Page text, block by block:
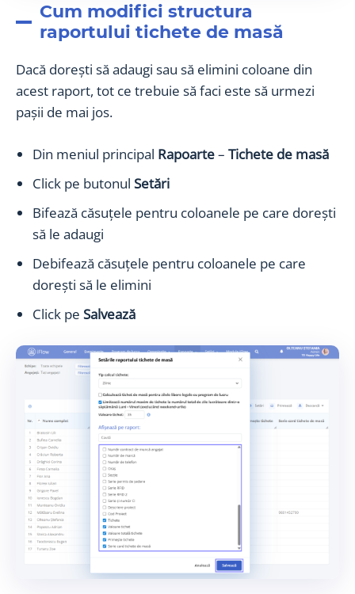
Cum modifici structura
raportului tichete de masă
Dacă dorești să adaugi sau să elimini coloane din
acest raport, tot ce trebuie să faci este să urmezi
pașii de mai jos.
Din meniul principal Rapoarte– Tichete de masă
Click pe butonul Setări
Bifează căsuțele pentru coloanele pe care dorești
să le adaugi
Debifează căsuțele pentru coloanele pe care
dorești să le elimini
Click pe Salvează